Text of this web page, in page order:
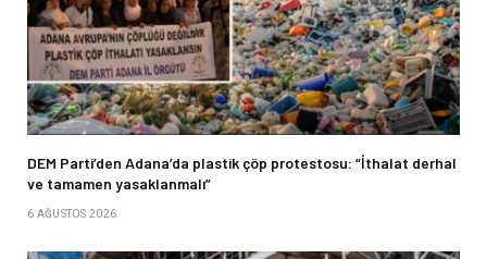
DEM Parti’den Adana’da plastik çöp protestosu: “İthalat derhal
ve tamamen yasaklanmalı”
6 AĞUSTOS 2026